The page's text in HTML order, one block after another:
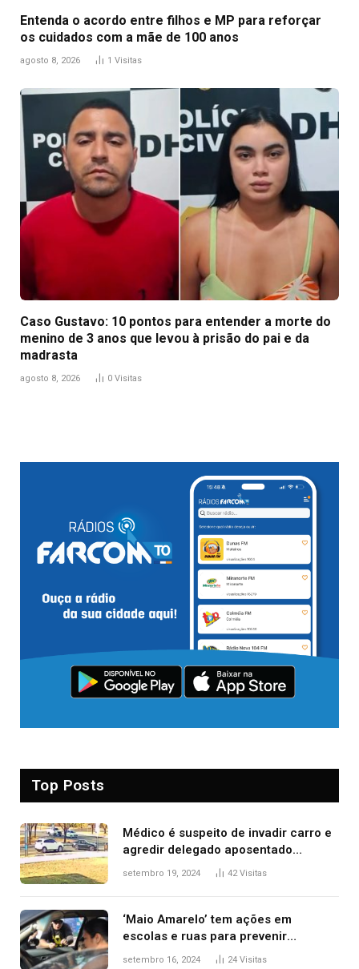
Entenda o acordo entre filhos e MP para reforçar
os cuidados com a mãe de 100 anos
agosto 8, 2026 1 Visitas
Caso Gustavo: 10 pontos para entender a morte do
menino de 3 anos que levou à prisão do pai e da
madrasta
agosto 8, 2026 0 Visitas
Top Posts
Médico é suspeito de invadir carro e
agredir delegado aposentado
durante confusão no trânsito
setembro 19, 2024 42Visitas
‘Maio Amarelo’ tem ações em
escolas e ruas para prevenir
acidentes no trânsito no AP
setembro 16, 2024 24 Visitas